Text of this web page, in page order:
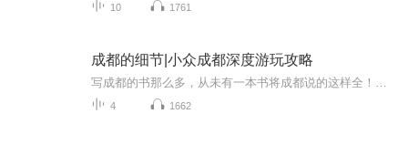
10 1761
成都的细节|小众成都深度游玩攻略
4 1662